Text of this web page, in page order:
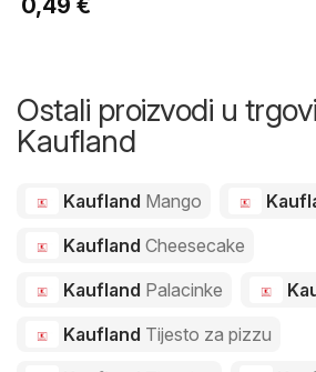
Ostali proizvodi u
Kaufland
Kaufland Mango
Kaufland Cheesecake
Kaufland Palacinke
Kaufland Tijesto za pizzu